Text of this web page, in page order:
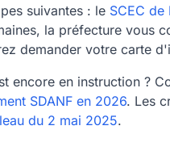
suivantes : le SCEC de
la préfecture vous
demander votre carte
encore en instruction ?
SDANF en 2026. Les
du 2 mai 2025.